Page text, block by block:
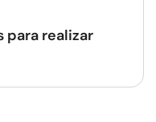
para realizar